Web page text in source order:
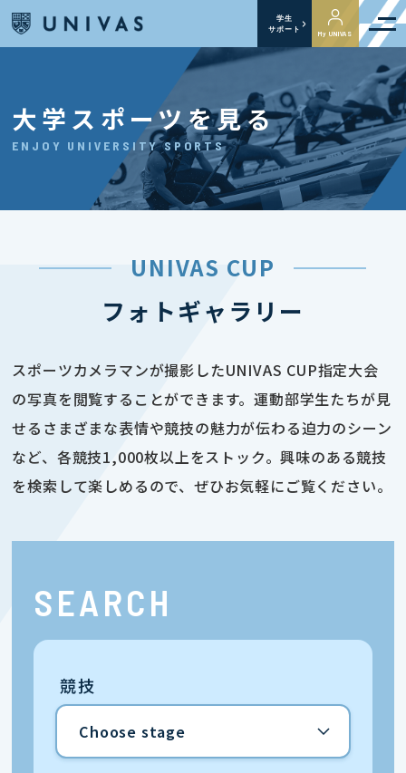
学生
サポート
My UNIVAS
大学スポーツを見る
ENJOY UNIVERSITY SPORTS
UNIVAS CUP
フォトギャラリー
スポーツカメラマンが撮影したUNIVAS CUP指定大会
の写真を閲覧することができます。運動部学生たちが見
せるさまざまな表情や競技の魅力が伝わる迫力のシーン
など、各競技1,000枚以上をストック。興味のある競技
を検索して楽しめるので、ぜひお気軽にご覧ください。
SEARCH
競技